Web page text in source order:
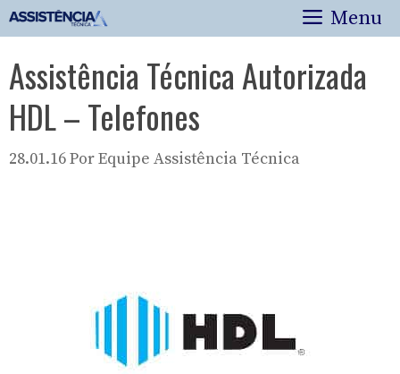
Pular
para
conteúdo
Menu
Assistência Técnica Autorizada
HDL – Telefones
28.01.16PorEquipe Assistência Técnica